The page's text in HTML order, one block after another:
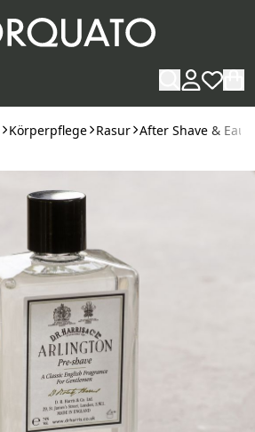
Körperpflege Rasur After Shave & Eau